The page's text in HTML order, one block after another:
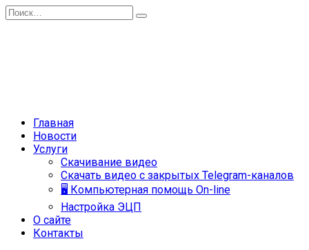
Перейти
к
Search
for:
Главная
Новости
Услуги
Скачивание видео
Скачать видео с закрытых Telegram-каналов
🖥 Компьютерная помощь On-line
Настройка ЭЦП
О сайте
Контакты